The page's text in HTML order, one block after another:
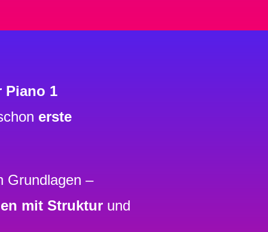
Piano 1
erste
Grundlagen –
mit Struktur und